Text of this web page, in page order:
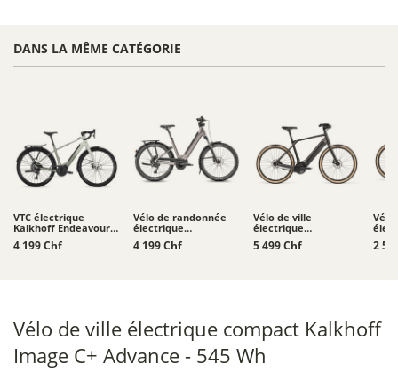
DANS LA MÊME CATÉGORIE
VTC électrique
Kalkhoff Endeavour L
Touring
4 199 Chf
Vélo de randonnée
électrique
Moustache Xroad 4 -
800 Wh
4 199 Chf
Vélo de ville
électrique
Schindelhauer
Heinrich XIV
5 499 Chf
Vélo
2
Vélo de ville électrique compact Kalkhoff
Image C+ Advance - 545 Wh